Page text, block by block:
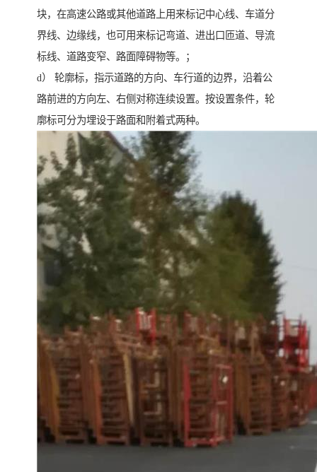
块，在高速公路或其他道路上用来标记中心线、车道分
界线、边缘线，也可用来标记弯道、进出口匝道、导流
标线、道路变窄、路面障碍物等。；
d） 轮廓标，指示道路的方向、车行道的边界，沿着公
路前进的方向左、右侧对称连续设置。按设置条件，轮
廓标可分为埋设于路面和附着式两种。